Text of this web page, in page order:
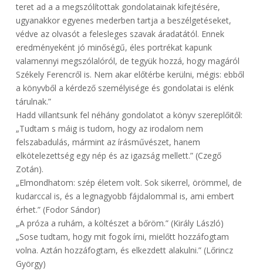
teret ad a a megszólítottak gondolatainak kifejtésére,
ugyanakkor egyenes mederben tartja a beszélgetéseket,
védve az olvasót a felesleges szavak áradatától. Ennek
eredményeként jó minőségű, éles portrékat kapunk
valamennyi megszólalóról, de tegyük hozzá, hogy magáról
Székely Ferencről is. Nem akar előtérbe kerülni, mégis: ebből
a könyvből a kérdező személyisége és gondolatai is elénk
tárulnak.”
Hadd villantsunk fel néhány gondolatot a könyv szereplőitől:
„Tudtam s máig is tudom, hogy az irodalom nem
felszabadulás, mármint az írásművészet, hanem
elkötelezettség egy nép és az igazság mellett.” (Czegő
Zotán).
„Elmondhatom: szép életem volt. Sok sikerrel, örömmel, de
kudarccal is, és a legnagyobb fájdalommal is, ami embert
érhet.” (Fodor Sándor)
„A próza a ruhám, a költészet a bőröm.” (Király László)
„Sose tudtam, hogy mit fogok írni, mielőtt hozzáfogtam
volna. Aztán hozzáfogtam, és elkezdett alakulni.” (Lőrincz
György)